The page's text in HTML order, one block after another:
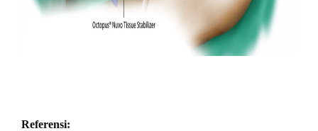
Referensi: